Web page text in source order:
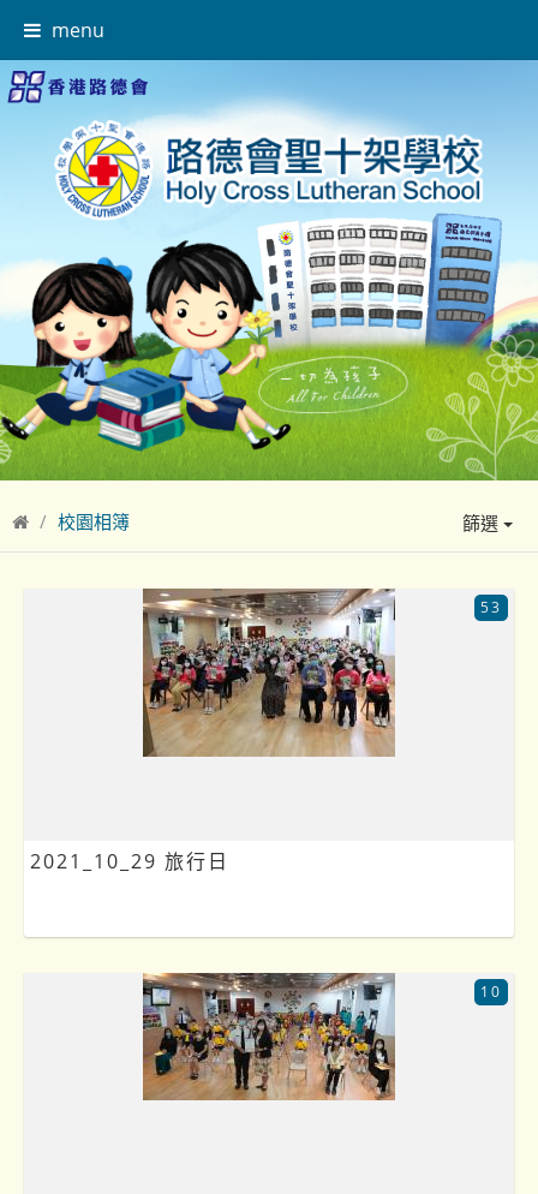
menu
校園相簿 篩選
2021_10_29 旅行日
53
10